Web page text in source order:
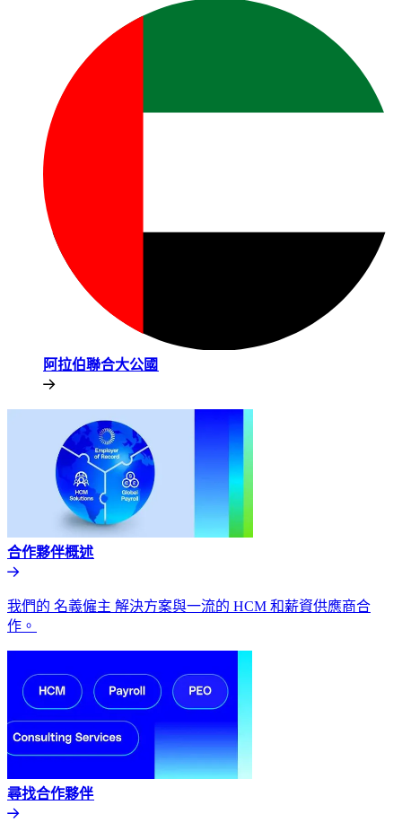
阿拉伯聯合大公國​​
合作夥伴概述​​
我們的 名義僱主 解決方案與一流的 HCM 和薪資供應商合
作。​​
尋找合作夥伴​​